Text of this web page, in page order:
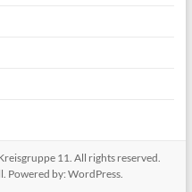
11. All rights reserved.
Powered by:WordPress.